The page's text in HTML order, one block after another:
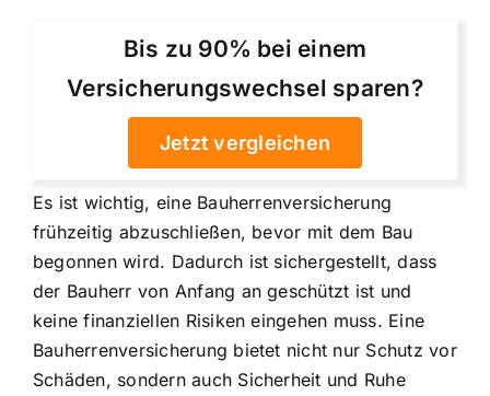
Bis zu 90% bei einem
Versicherungswechsel sparen?
Jetzt vergleichen
Es ist wichtig, eine Bauherrenversicherung
frühzeitig abzuschließen, bevor mit dem Bau
begonnen wird. Dadurch ist sichergestellt, dass
der Bauherr von Anfang an geschützt ist und
keine finanziellen Risiken eingehen muss. Eine
Bauherrenversicherung bietet nicht nur Schutz vor
Schäden, sondern auch Sicherheit und Ruhe